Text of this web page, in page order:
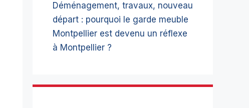
Déménagement, travaux, nouveau
départ : pourquoi le garde meuble
Montpellier est devenu un réflexe
à Montpellier ?